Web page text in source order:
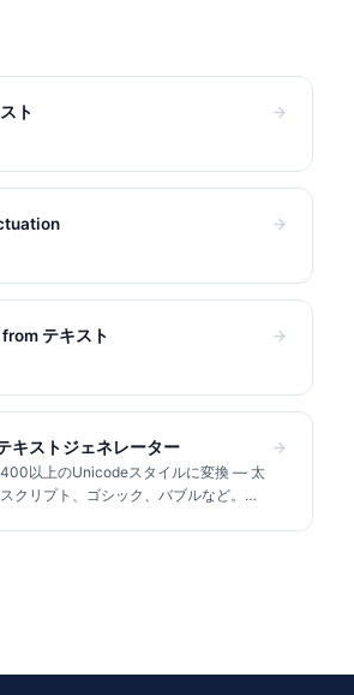
ト
テキスト
キストジェネレーター
以上のUnicodeスタイルに変換 — 太
クリプト、ゴシック、バブルなど。